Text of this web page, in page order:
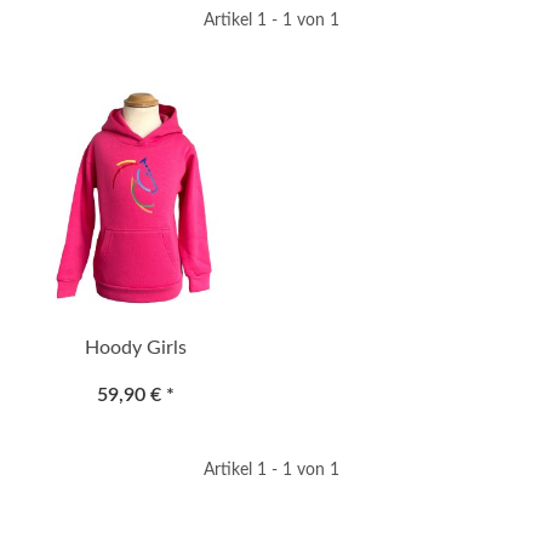
Artikel 1 - 1 von 1
Hoody Girls
59,90 € *
Artikel 1 - 1 von 1